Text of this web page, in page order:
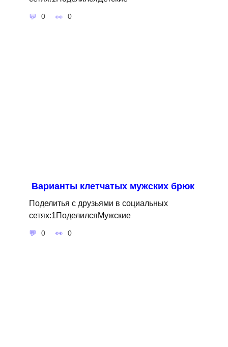
0 0
Варианты клетчатых мужских брюк
Поделитья с друзьями в социальных
сетях:1ПоделилсяМужские
0 0